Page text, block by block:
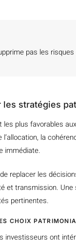
pas les
stratégies
plus favorables
la
immédiate.
replacer les
et transmission.
pertinentes.
CHOIX
investisseurs ont